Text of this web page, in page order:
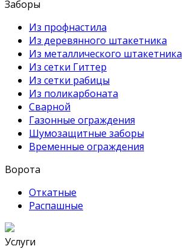
Заборы
Из профнастила
Из деревянного штакетника
Из металлического штакетника
Из сетки Гиттер
Из сетки рабицы
Из поликарбоната
Сварной
Газонные ограждения
Шумозащитные заборы
Временные ограждения
Ворота
Откатные
Распашные
Услуги